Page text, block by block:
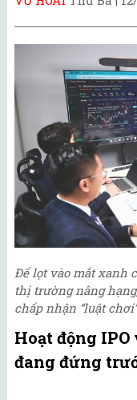
Để lọt vào mắt xanh
thị trường nâng
chấp nhận “luật
Hoạt động
đang đứng